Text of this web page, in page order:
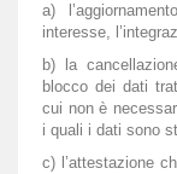
a)
interesse,
b) la
blocco dei dati
cui non è
i quali i dati sono
c) l’attestazione